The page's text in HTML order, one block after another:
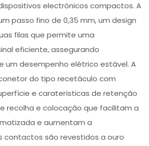
electrónicos compactos. A
passo fino de 0,35 mm, um design
filas que permite uma
eficiente, assegurando
um desempenho elétrico estável. A
do tipo recetáculo com
e caraterísticas de retenção
recolha e colocação que facilitam a
e aumentam a
contactos são revestidos a ouro